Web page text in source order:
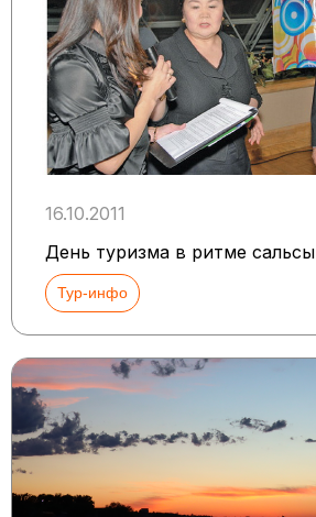
16.10.2011
День туризма в ритме сальсы
Тур-инфо